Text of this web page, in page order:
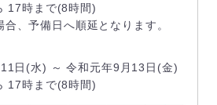
17時まで(8時間)
、予備日へ順延となります。
日(水) ～ 令和元年9月13日(金)
17時まで(8時間)